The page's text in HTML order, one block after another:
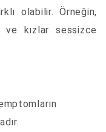
olabilir. Örneğin,
kızlar sessizce